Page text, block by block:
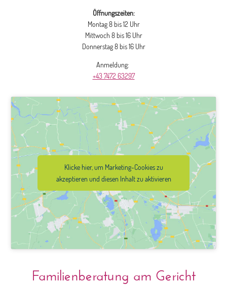
Öffnungszeiten:
Montag 8 bis 12 Uhr
Mittwoch 8 bis 16 Uhr
Donnerstag 8 bis 16 Uhr
Anmeldung:
+43 7472 63297
Klicke hier, um Marketing-Cookies zu
akzeptieren und diesen Inhalt zu aktivieren
Familienberatung am Gericht